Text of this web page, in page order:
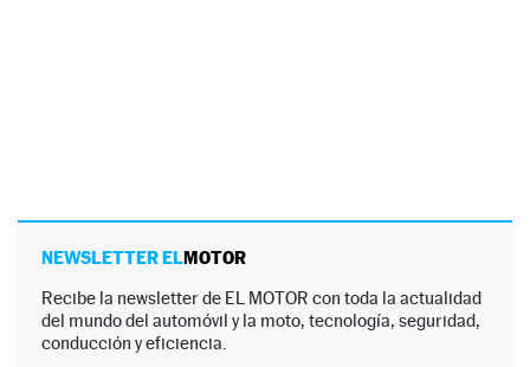
NEWSLETTER ELMOTOR
Recibe la newsletter de EL MOTOR con toda la actualidad
del mundo del automóvil y la moto, tecnología, seguridad,
conducción y eficiencia.